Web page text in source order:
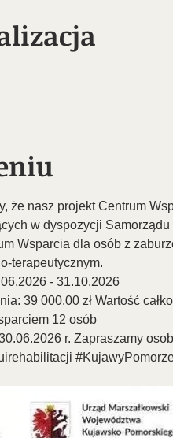
że nasz projekt Centrum
w dyspozycji
Wsparcia dla osób z
terapeutycznym.
- 31.10.2026
39 000,00 zł Wartość
12 osób
r. Zapraszamy